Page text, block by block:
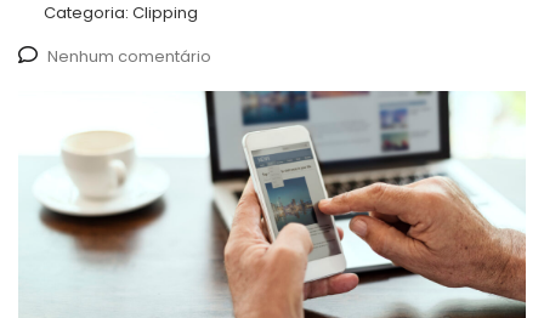
Categoria: Clipping
Nenhum comentário